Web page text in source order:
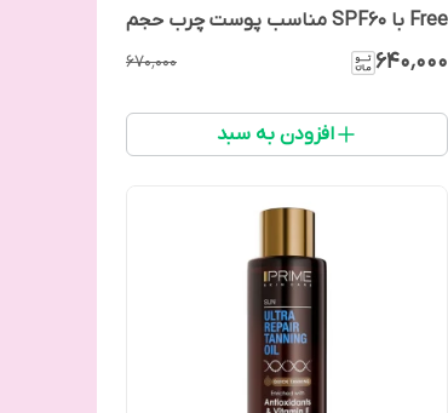
Free با SPF60 مناسب پوست چرب حجم
40 میل
۶۴۰٬۰۰۰ ۶۷۰٬۰۰۰
افزودن به سبد